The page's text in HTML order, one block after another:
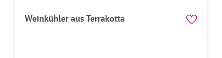
Weinkühler aus Terrakotta